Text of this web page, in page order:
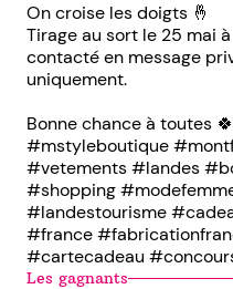
On croise les doigts 🤞
Tirage au sort le 25 mai
contacté en message
uniquement.
Bonne chance à toutes 🍀
#mstyleboutique
#vetements #landes
#shopping
#landestourisme
#france
#cartecadeau
Les gagnants